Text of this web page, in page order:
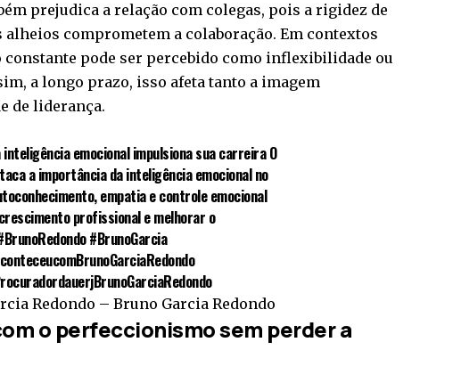
prejudica a relação com colegas, pois a rigidez de
comprometem a colaboração. Em contextos
pode ser percebido como inflexibilidade ou
a longo prazo, isso afeta tanto a imagem
de liderança.
emocional impulsiona sua carreira O
a importância da inteligência emocional no
empatia e controle emocional
profissional e melhorar o
#BrunoGarcia
Redondo – Bruno Garcia Redondo
o perfeccionismo sem perder a